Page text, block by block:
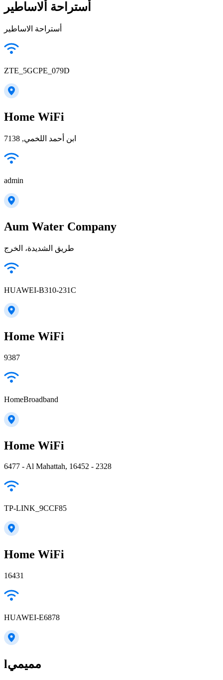
أستراحة ألاساطير
أستراحة الاساطير
ZTE_5GCPE_079D
Home WiFi
ابن أحمد اللخمي, 7138
admin
Aum Water Company
طريق الشديدة، الخرج
HUAWEI-B310-231C
Home WiFi
9387
HomeBroadband
Home WiFi
6477 - Al Mahattah, 16452 - 2328
TP-LINK_9CCF85
Home WiFi
16431
HUAWEI-E6878
lمميمي